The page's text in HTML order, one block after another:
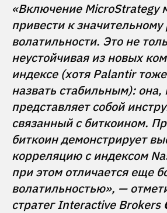
«Включение MicroStrategy
привести к значительному
волатильности. Это не
неустойчивая из новых
индексе (хотя Palantir
назвать стабильным): она,
представляет собой
связанный с биткоином.
биткоин демонстрирует
корреляцию с индексом
при этом отличается еще
волатильностью», —
стратег Interactive Brokers